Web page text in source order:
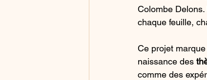
Colombe
chaque feuille,
Ce projet
naissance des
comme des